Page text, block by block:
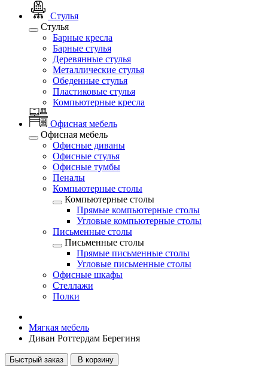
Стулья
Стулья
Барные кресла
Барные стулья
Деревянные стулья
Металлические стулья
Обеденные стулья
Пластиковые стулья
Компьютерные кресла
Офисная мебель
Офисная мебель
Офисные диваны
Офисные стулья
Офисные тумбы
Пеналы
Компьютерные столы
Компьютерные столы
Прямые компьютерные столы
Угловые компьютерные столы
Письменные столы
Письменные столы
Прямые письменные столы
Угловые письменные столы
Офисные шкафы
Стеллажи
Полки
Мягкая мебель
Диван Роттердам Берегиня
Быстрый заказ В корзину